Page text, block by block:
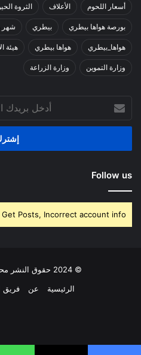
أسعار اللحوم الأعلاف الثروة
بورصة هواها بيطري بيطري شهر
هواها_بيطري هواها بيطري هيئة
وزارة التموين وزارة الزراعة
بريدك
الإلكتروني
Follow us
Posts, Incorrect account info.
© 2024 حقوق النشر محفوظة لـهواها بيطري
الرئيسية
عن فريق